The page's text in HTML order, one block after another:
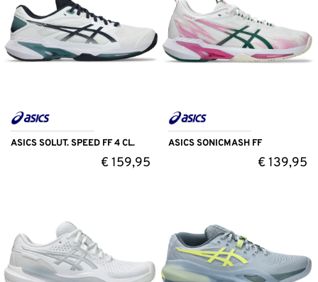
ASICS SOLUT. SPEED FF 4 CL.
€159,95
ASICS SONICMASH FF
€139,95